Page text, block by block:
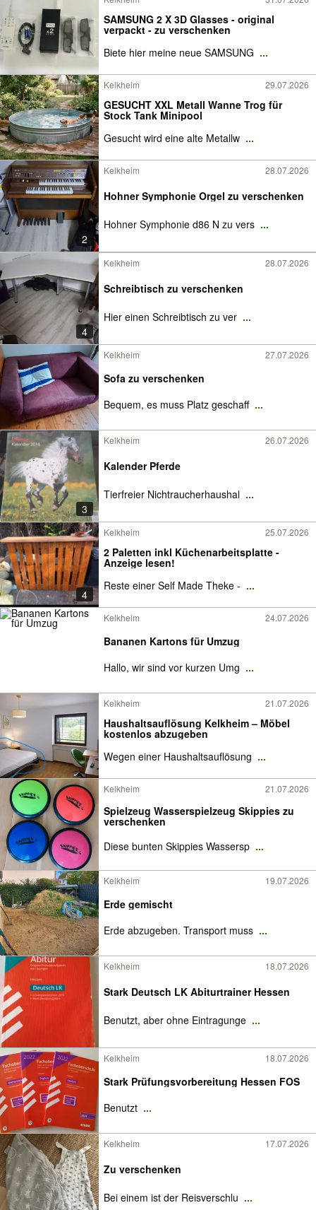
SAMSUNG 2 X 3D Glasses - original
verpackt - zu verschenken
Biete hier meine neue SAMSUNG ...
Kelkheim 29.07.2026
GESUCHT XXL Metall Wanne Trog für
Stock Tank Minipool
Gesucht wird eine alte Metallw ...
2
Kelkheim 28.07.2026
Hohner Symphonie Orgel zu verschenken
Hohner Symphonie d86 N zu vers ...
4
Kelkheim 28.07.2026
Schreibtisch zu verschenken
Hier einen Schreibtisch zu ver ...
Kelkheim 27.07.2026
Sofa zu verschenken
Bequem, es muss Platz geschaff ...
3
Kelkheim 26.07.2026
Kalender Pferde
Tierfreier Nichtraucherhaushal ...
4
Kelkheim 25.07.2026
2 Paletten inkl Küchenarbeitsplatte -
Anzeige lesen!
Reste einer Self Made Theke - ...
Kelkheim 24.07.2026
Bananen Kartons für Umzug
Hallo, wir sind vor kurzen Umg ...
Kelkheim 21.07.2026
Haushaltsauflösung Kelkheim – Möbel
kostenlos abzugeben
Wegen einer Haushaltsauflösung ...
Kelkheim 21.07.2026
Spielzeug Wasserspielzeug Skippies zu
verschenken
Diese bunten Skippies Wassersp ...
Kelkheim 19.07.2026
Erde gemischt
Erde abzugeben. Transport muss ...
Kelkheim 18.07.2026
Stark Deutsch LK Abiturtrainer Hessen
Benutzt, aber ohne Eintragunge ...
Kelkheim 18.07.2026
Stark Prüfungsvorbereitung Hessen FOS
Benutzt ...
Kelkheim 17.07.2026
Zu verschenken
Bei einem ist der Reisverschlu ...